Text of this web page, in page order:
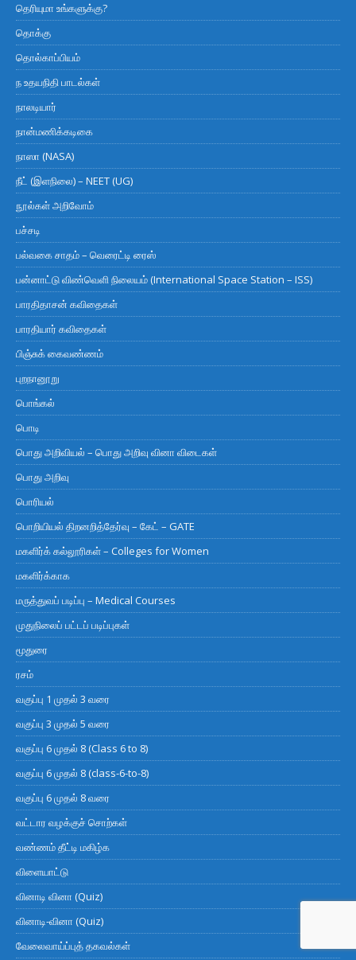
தெரியுமா உங்களுக்கு?
தொக்கு
தொல்காப்பியம்
ந உதயநிதி பாடல்கள்
நாலடியார்
நான்மணிக்கடிகை
நாஸா (NASA)
நீட் (இளநிலை) – NEET (UG)
நூல்கள் அறிவோம்
பச்சடி
பல்வகை சாதம் – வெரைட்டி ரைஸ்
பன்னாட்டு விண்வெளி நிலையம் (International Space Station – ISS)
பாரதிதாசன் கவிதைகள்
பாரதியார் கவிதைகள்
பிஞ்சுக் கைவண்ணம்
புறநானூறு
பொங்கல்
பொடி
பொது அறிவியல் – பொது அறிவு வினா விடைகள்
பொது அறிவு
பொரியல்
பொறியியல் திறனறித்தேர்வு – கேட் – GATE
மகளிர்க் கல்லூரிகள் – Colleges for Women
மகளிர்க்காக
மருத்துவப் படிப்பு – Medical Courses
முதுநிலைப் பட்டப் படிப்புகள்
மூதுரை
ரசம்
வகுப்பு 1 முதல் 3 வரை
வகுப்பு 3 முதல் 5 வரை
வகுப்பு 6 முதல் 8 (Class 6 to 8)
வகுப்பு 6 முதல் 8 (class-6-to-8)
வகுப்பு 6 முதல் 8 வரை
வட்டார வழக்குச் சொற்கள்
வண்ணம் தீட்டி மகிழ்க
விளையாட்டு
வினாடி வினா (Quiz)
வினாடி-வினா (Quiz)
வேலைவாய்ப்புத் தகவல்கள்